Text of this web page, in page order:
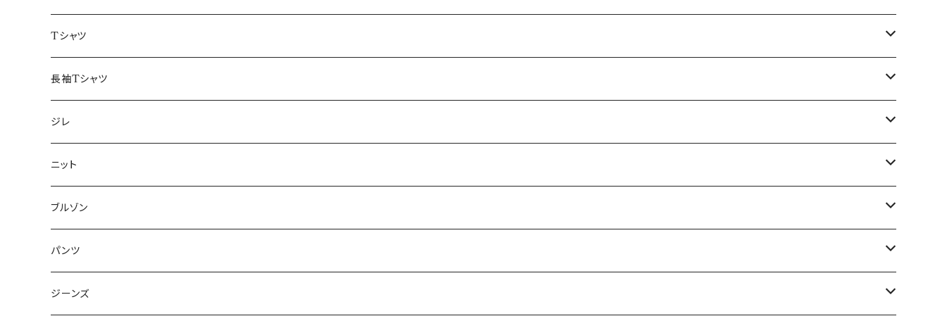
50/XL～
48/L
50/XL～
46/M
48/L
50/XL～
～44/S
46/M
48/L
50/XL～
Tシャツ
～44/S
46/M
48/L
50/XL～
長袖Tシャツ
～44/S
46/M
48/L
50/XL～
ジレ
～44/S
46/M
48/L
50/XL～
ニット
～44/S
46/M
48/L
ブルゾン
～44/S
46/M
パンツ
～44/S
ジーンズ